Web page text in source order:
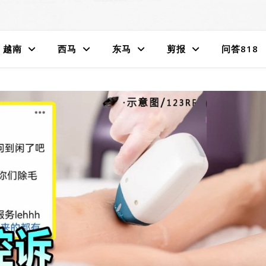
越南 西马 东马 剪报 问答818